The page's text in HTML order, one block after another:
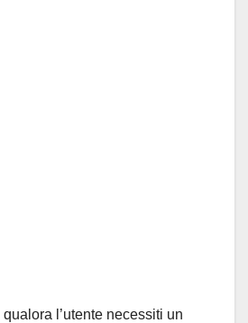
qualora l’utente necessiti un